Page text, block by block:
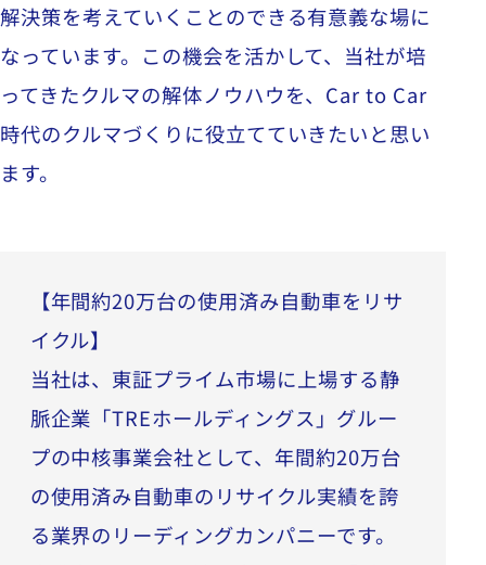
解決策を考えていくことのできる有意義な場に
なっています。この機会を活かして、当社が培
ってきたクルマの解体ノウハウを、 Car to Car
時代のクルマづくりに役立てていきたいと思い
ます。
【年間約20万台の使用済み自動車をリサ
イクル】
当社は、東証プライム市場に上場する静
脈企業「TREホールディングス」グルー
プの中核事業会社として、年間約20万台
の使用済み自動車のリサイクル実績を誇
る業界のリーディングカンパニーです。